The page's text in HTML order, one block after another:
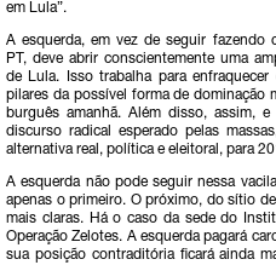
em Lula”.
A esquerda, em vez de seguir fazendo
PT, deve abrir conscientemente uma
de Lula. Isso trabalha para
pilares da possível forma de dominação
burguês amanhã. Além disso, assim,
discurso radical esperado pelas
alternativa real, política e eleitoral, para
A esquerda não pode seguir nessa
apenas o primeiro. O próximo, do sítio
mais claras. Há o caso da sede do
Operação Zelotes. A esquerda pagará
sua posição contraditória ficará ainda